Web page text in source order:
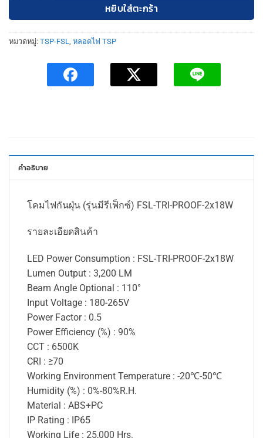
หยิบใส่ตะกร้า
หมวดหมู่: TSP-FSL หลอดไฟ TSP
คำอธิบาย
โคมไฟกันฝุ่น (รุ่นมีรีเฟ็กซ์) FSL-TRI-PROOF-2x18W
รายละเอียดสินค้า
LED Power Consumption : FSL-TRI-PROOF-2x18W
Lumen Output : 3,200 LM
Beam Angle Optional : 110°
Input Voltage : 180-265V
Power Factor : 0.5
Power Efficiency (%) : 90%
CCT : 6500K
CRI : ≥70
Working Environment Temperature : -20℃-50℃
Humidity (%) : 0%-80%R.H.
Material : ABS+PC
IP Rating : IP65
Working Life : 25,000 Hrs.